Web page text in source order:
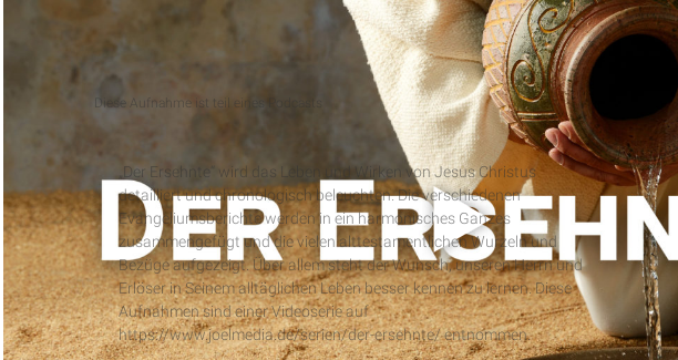
Veröffentlicht am 18. September 2019 544Klicks Download
Diese Aufnahme ist teil eines Podcasts
Der Ersehnte
„Der Ersehnte“ wird das Leben und Wirken von Jesus Christus
detailliert und chronologisch beleuchten. Die verschiedenen
Evangeliumsberichte werden in ein harmonisches Ganzes
zusammengefügt und die vielen alttestamentlichen Wurzeln und
Bezüge aufgezeigt. Über allem steht der Wunsch, unseren Herrn und
Erlöser in Seinem alltäglichen Leben besser kennen zu lernen. Diese
Aufnahmen sind einer Videoserie auf
https://www.joelmedia.de/serien/der-ersehnte/ entnommen.
RSS-Feed